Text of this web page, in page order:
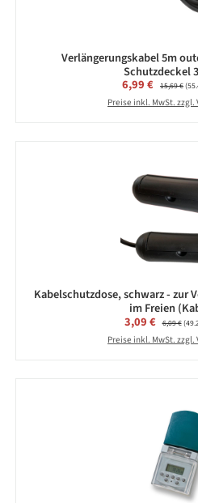
Verlängerungskabel 5m
Schutzdeckel
Verkaufspreis:
6,99 € Regulärer
15,69 €
Preise inkl. MwSt.
Kabelschutzdose, schwarz - zur
im Freien
Verkaufspreis:
3,09 € Regulärer
6,09 €
Preise inkl. MwSt.